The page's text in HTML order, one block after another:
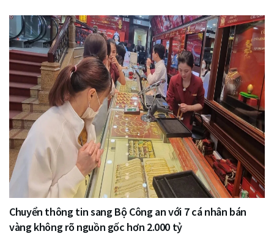
Chuyển thông tin sang Bộ Công an với 7 cá nhân bán
vàng không rõ nguồn gốc hơn 2.000 tỷ